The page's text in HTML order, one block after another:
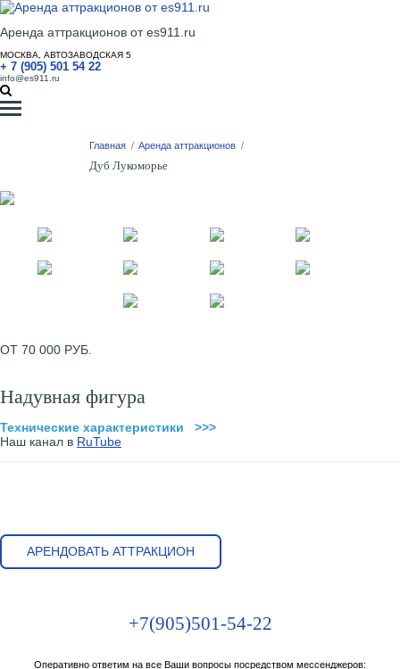
Аренда аттракционов от es911.ru
МОСКВА, АВТОЗАВОДСКАЯ 5
+ 7 (905) 501 54 22
info@es911.ru
Главная / Аренда аттракционов /
Дуб Лукоморье
ОТ 70 000 РУБ.
Надувная фигура
Технические характеристики >>>
Наш канал в RuTube
АРЕНДОВАТЬ АТТРАКЦИОН
+7(905)501-54-22
Оперативно ответим на все Ваши вопросы посредством мессенджеров: